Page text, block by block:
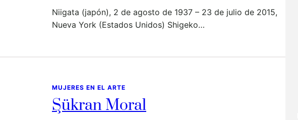
Niigata (japón), 2 de agosto de 1937 – 23 de julio de 2015,
Nueva York (Estados Unidos) Shigeko…
MUJERES EN EL ARTE
Şükran Moral